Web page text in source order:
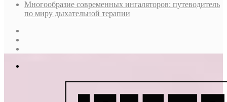
Многообразие современных ингаляторов: путеводитель
по миру дыхательной терапии